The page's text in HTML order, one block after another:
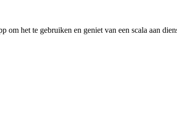
het te gebruiken en geniet van een scala aan